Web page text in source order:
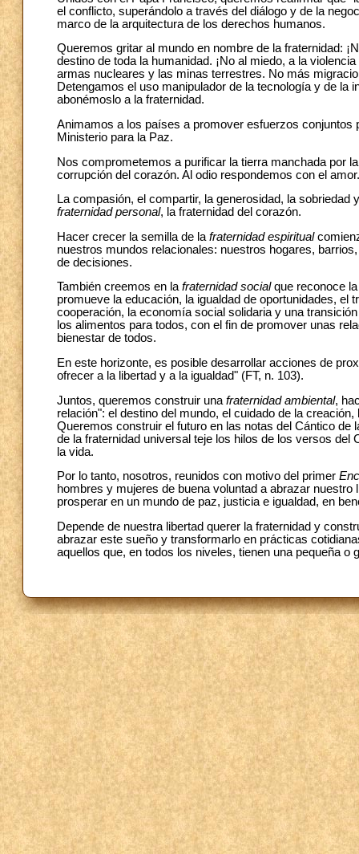
el conflicto, superándolo a través del diálogo y de la
marco de la arquitectura de los derechos humanos.
Queremos gritar al mundo en nombre de la fraternidad:
destino de toda la humanidad. ¡No al miedo, a la
armas nucleares y las minas terrestres. No más
Detengamos el uso manipulador de la tecnología y de la
abonémoslo a la fraternidad.
Animamos a los países a promover esfuerzos
Ministerio para la Paz.
Nos comprometemos a purificar la tierra manchada por
corrupción del corazón. Al odio respondemos con el amor.
La compasión, el compartir, la generosidad, la
fraternidad personal, la fraternidad del corazón.
Hacer crecer la semilla de la fraternidad espiritual
nuestros mundos relacionales: nuestros hogares,
de decisiones.
También creemos en lafraternidad socialque reconoce
promueve la educación, la igualdad de oportunidades, el
cooperación, la economía social solidaria y una
los alimentos para todos, con el fin de promover unas
bienestar de todos.
En este horizonte, es posible desarrollar acciones de
ofrecer a la libertad y a la igualdad" (FT, n. 103).
Juntos, queremos construir una fraternidad ambiental,
relación": el destino del mundo, el cuidado de la
Queremos construir el futuro en las notas del Cántico
de la fraternidad universal teje los hilos de los versos
la vida.
Por lo tanto, nosotros, reunidos con motivo del primer
hombres y mujeres de buena voluntad a abrazar
prosperar en un mundo de paz, justicia e igualdad, en
Depende de nuestra libertad querer la fraternidad y
abrazar este sueño y transformarlo en prácticas
aquellos que, en todos los niveles, tienen una pequeña o